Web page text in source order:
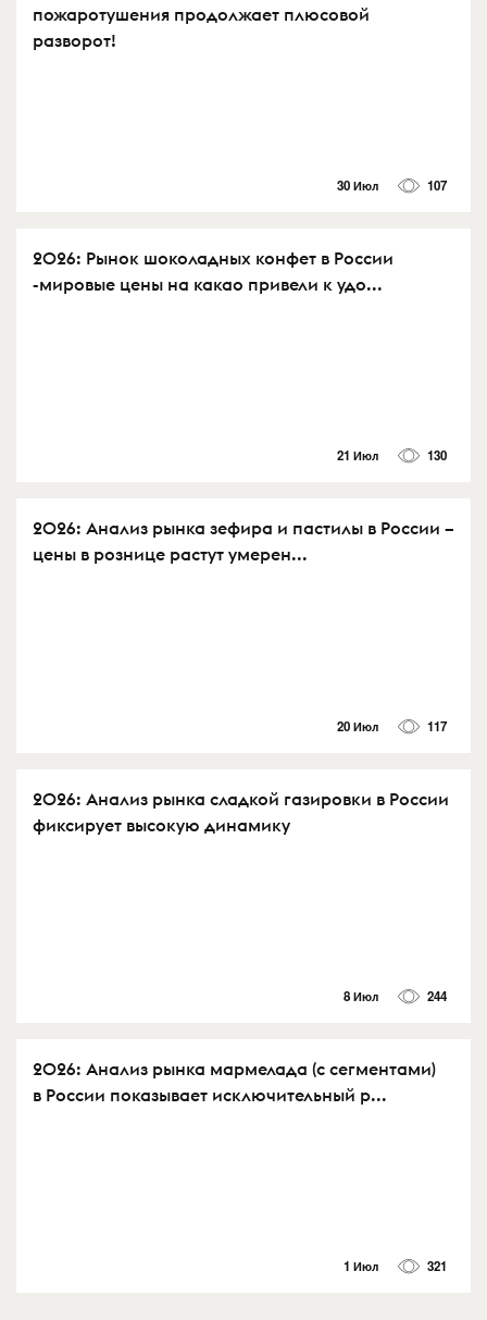
пожаротушения продолжает плюсовой
разворот!
30 Июл 107
2026: Рынок шоколадных конфет в России
-мировые цены на какао привели к удо...
21 Июл 130
2026: Анализ рынка зефира и пастилы в России –
цены в рознице растут умерен...
20 Июл 117
2026: Анализ рынка сладкой газировки в России
фиксирует высокую динамику
8 Июл 244
2026: Анализ рынка мармелада (с сегментами)
в России показывает исключительный р...
1 Июл 321